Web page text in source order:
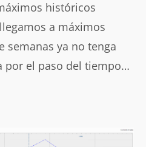
históricos
a máximos
semanas ya no tenga
por el paso del tiempo…